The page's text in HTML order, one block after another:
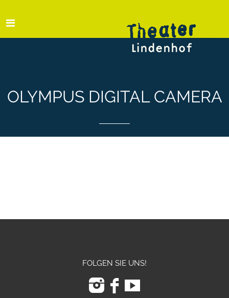
OLYMPUS DIGITAL CAMERA
FOLGEN SIE UNS!